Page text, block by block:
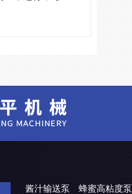
酱汁输送泵 蜂蜜高粘度泵